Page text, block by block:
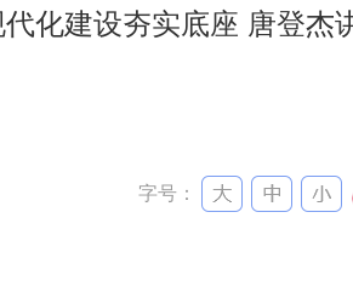
化建设夯实底座 唐登杰
字号：